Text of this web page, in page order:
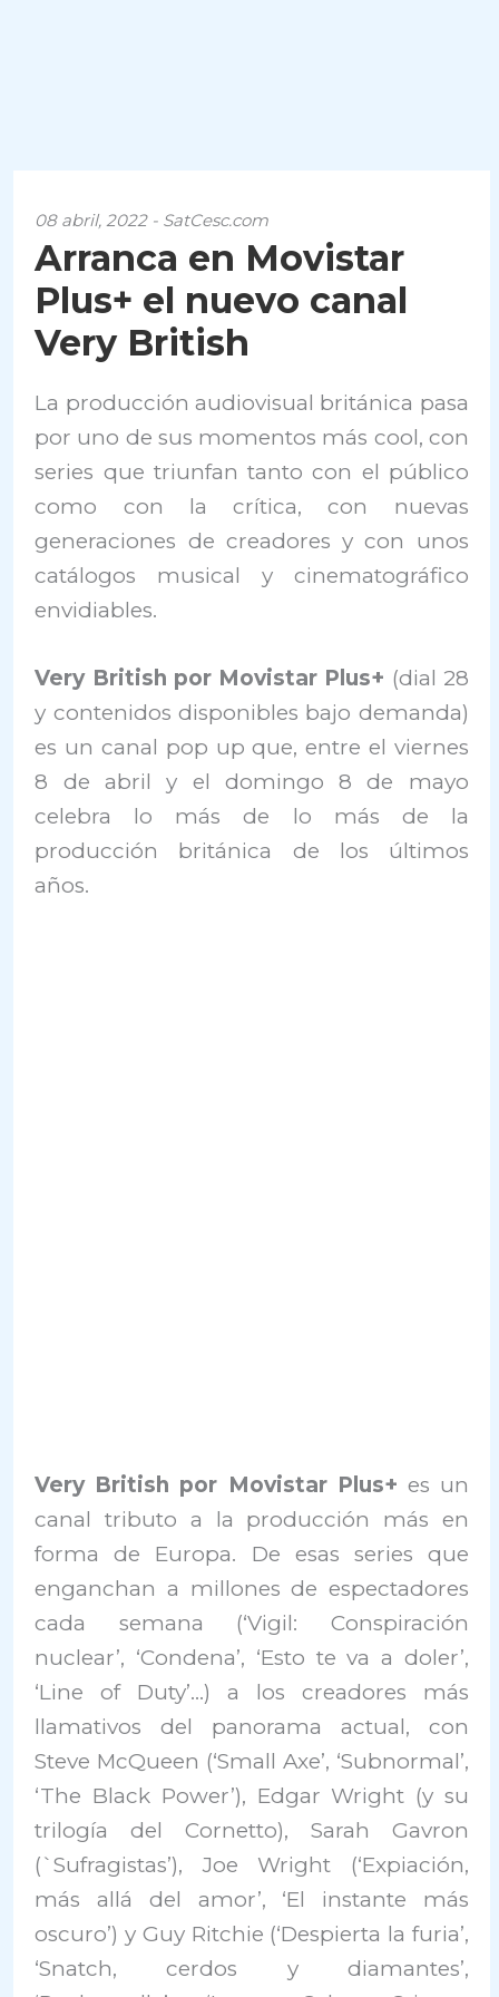
08 abril, 2022 - SatCesc.com
Arranca en Movistar
Plus+ el nuevo canal
Very British
La producción audiovisual británica pasa
por uno de sus momentos más cool, con
series que triunfan tanto con el público
como con la crítica, con nuevas
generaciones de creadores y con unos
catálogos musical y cinematográfico
envidiables.
Very British por Movistar Plus+ (dial 28
y contenidos disponibles bajo demanda)
es un canal pop up que, entre el viernes
8 de abril y el domingo 8 de mayo
celebra lo más de lo más de la
producción británica de los últimos
años.
Very British por Movistar Plus+ es un
canal tributo a la producción más en
forma de Europa. De esas series que
enganchan a millones de espectadores
cada semana (‘Vigil: Conspiración
nuclear’, ‘Condena’, ‘Esto te va a doler’,
‘Line of Duty’…) a los creadores más
llamativos del panorama actual, con
Steve McQueen (‘Small Axe’, ‘Subnormal’,
‘The Black Power’), Edgar Wright (y su
trilogía del Cornetto), Sarah Gavron
(`Sufragistas’), Joe Wright (‘Expiación,
más allá del amor’, ‘El instante más
oscuro’) y Guy Ritchie (‘Despierta la furia’,
‘Snatch, cerdos y diamantes’,